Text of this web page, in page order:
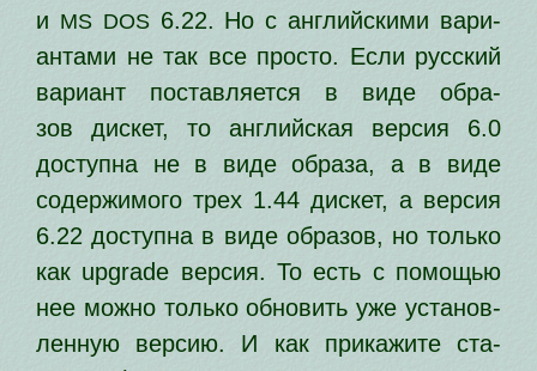
и MS DOS6.22. Но с англий­ски­ми вари­
ан­та­ми не так все про­сто. Если рус­ский
вари­ант постав­ля­ет­ся в виде обра­
зов дис­кет, то англий­ская вер­сия 6.0
доступ­на не в виде обра­за, а в виде
содер­жи­мо­го трех 1.44 дис­кет, а вер­сия
6.22 доступ­на в виде обра­зов, но толь­ко
как upgrade вер­сия. То есть с помо­щью
нее мож­но толь­ко обно­вить уже уста­нов­
лен­ную вер­сию. И как при­ка­жи­те ста­